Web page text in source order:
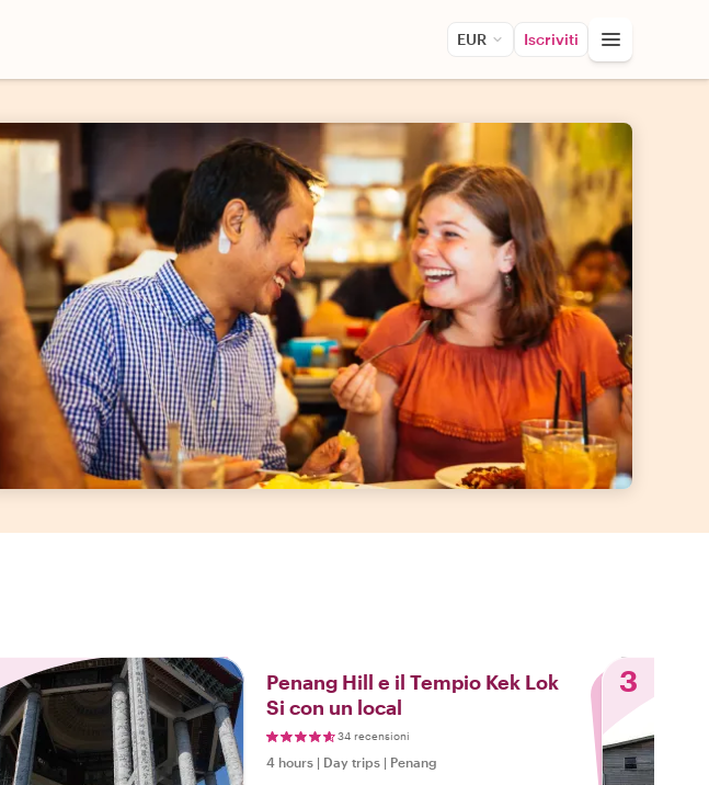
EUR Iscriviti
Penang Hill e il Tempio Kek Lok
Si con un local
34 recensioni
4 hours | Day trips | Penang
3